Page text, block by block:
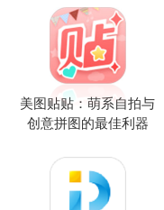
美图贴贴：萌系自拍与
创意拼图的最佳利器